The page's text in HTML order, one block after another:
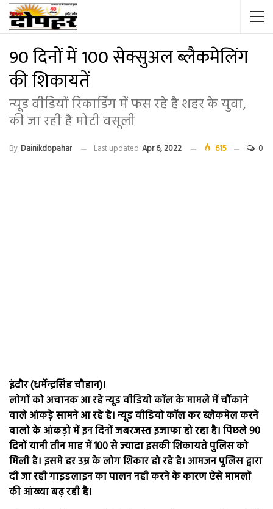
90 दिनों में 100 सेक्सुअल ब्लैकमेलिंग
की शिकायतें
न्यूड वीडियों रिकार्डिंग में फस रहे है शहर के युवा,
की जा रही है मोटी वसूली
By Dainikdopahar Last updated Apr 6, 2022 615 0
इंदौर (धर्मेन्द्रसिंह चौहान)।
लोगों को अचानक आ रहे न्यूड वीडियो कॉल के मामले में चौंकाने
वाले आंकड़े सामने आ रहे है। न्यूड वीडियो कॉल कर ब्लैकमेल करने
वालो के आंकड़ो में इन दिनों जबरजस्त इजाफा हो रहा है। पिछले 90
दिनों यानी तीन माह में 100 से ज्यादा इसकी शिकायते पुलिस को
मिली है। इसमे हर उम्र के लोग शिकार हो रहे है। आमजन पुलिस द्वारा
दी जा रही गाइडलाइन का पालन नही करने के कारण ऐसे मामलों
की आंख्या बढ़ रही है।